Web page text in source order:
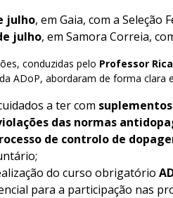
julho, em Gaia, com a Seleção
julho, em Samora Correia,
conduzidas pelo Professor
ADoP, abordaram de forma clara
a ter com
das normas
de controlo de
do curso obrigatório
para a participação nas